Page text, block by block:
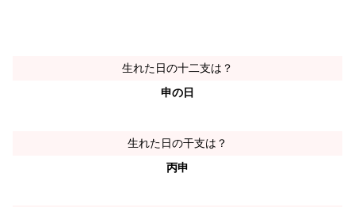
生れた日の十二支は？
申の日
生れた日の干支は？
丙申